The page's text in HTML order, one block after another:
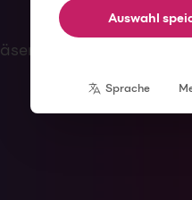
lernen - In kleinen
Auswahl
Sprache